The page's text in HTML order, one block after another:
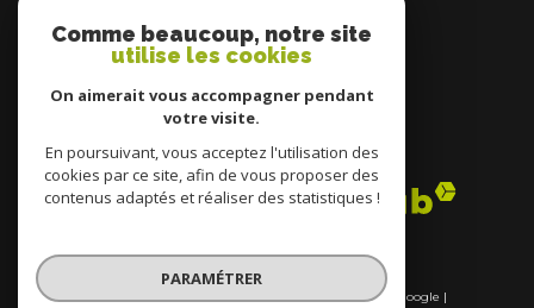
Adhérents
© 2026 | Tous droits réservés | Traduction powered by Google |
Comme beaucoup, notre site
utilise les cookies
On aimerait vous accompagner pendant
votre visite.
En poursuivant, vous acceptez l'utilisation des
cookies par ce site, afin de vous proposer des
contenus adaptés et réaliser des statistiques !
PARAMÉTRER